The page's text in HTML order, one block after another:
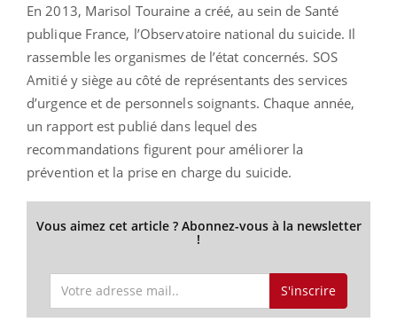
En 2013, Marisol Touraine a créé, au sein de Santé
publique France, l’Observatoire national du suicide. Il
rassemble les organismes de l’état concernés. SOS
Amitié y siège au côté de représentants des services
d’urgence et de personnels soignants. Chaque année,
un rapport est publié dans lequel des
recommandations figurent pour améliorer la
prévention et la prise en charge du suicide.
Vous aimez cet article ? Abonnez-vous à la newsletter
!
S'inscrire